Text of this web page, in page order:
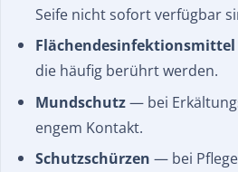
Seife nicht sofort verfügbar
Flächendesinfektionsmittel
die häufig berührt werden.
Mundschutz— bei
engem Kontakt.
Schutzschürzen — bei